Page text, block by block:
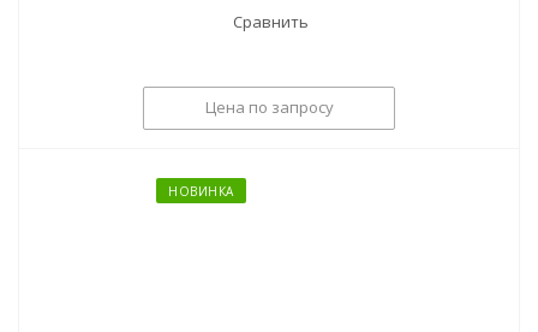
Сравнить
Цена по запросу
НОВИНКА